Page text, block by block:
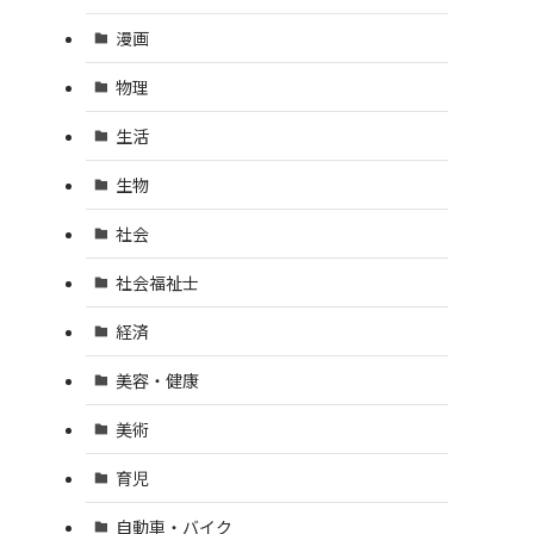
漫画
物理
生活
生物
社会
社会福祉士
経済
美容・健康
美術
育児
自動車・バイク